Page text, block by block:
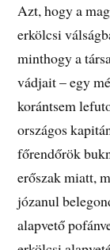
Azt, hogy a
erkölcsi
minthogy a
vádjait – egy
korántsem
országos
főrendőrök
erőszak miatt,
józanul
alapvető